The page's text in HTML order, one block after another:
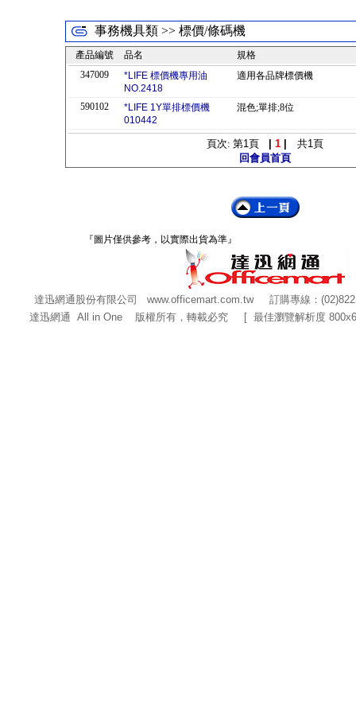
事務機具類 >> 標價/條碼機
產品編號 品名
規格
347009
*LIFE 標價機專用油
NO.2418
適用各品牌標價機
590102
*LIFE 1Y單排標價機
010442
混色;單排;8位
頁次: 第1頁 1| 共1頁
回會員首頁
『圖片僅供參考，以實際出貨為準』
達迅網通股份有限公司 www.officemart.com.tw訂購專線：
達迅網通 All in One 版權所有，轉載必究 [ 最佳瀏覽解析度